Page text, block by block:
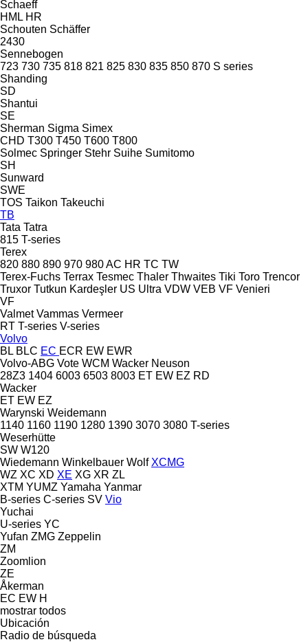
Schaeff
HML HR
Schouten Schäffer
2430
Sennebogen
723 730 735 818 821 825 830 835 850 870 S series
Shanding
SD
Shantui
SE
Sherman Sigma Simex
CHD T300 T450 T600 T800
Solmec Springer Stehr Suihe Sumitomo
SH
Sunward
SWE
TOS Taikon Takeuchi
TB
Tata Tatra
815 T-series
Terex
820 880 890 970 980AC HR TC TW
Terex-Fuchs Terrax Tesmec Thaler Thwaites Tiki Toro Trencor
Truxor Tutkun Kardeşler US Ultra VDW VEB VF Venieri
VF
Valmet Vammas Vermeer
RT T-series V-series
Volvo
BL BLC EC ECR EW EWR
Volvo-ABG Vote WCM Wacker Neuson
28Z3 1404 6003 6503 8003 ET EW EZ RD
Wacker
ET EW EZ
Warynski Weidemann
1140 1160 1190 1280 1390 3070 3080 T-series
Weserhütte
SW W120
Wiedemann Winkelbauer Wolf XCMG
WZ XC XD XE XG XR ZL
XTM YUMZ Yamaha Yanmar
B-series C-series SV Vio
Yuchai
U-series YC
Yufan ZMG Zeppelin
ZM
Zoomlion
ZE
Åkerman
EC EW H
mostrar todos
Ubicación
Radio de búsqueda